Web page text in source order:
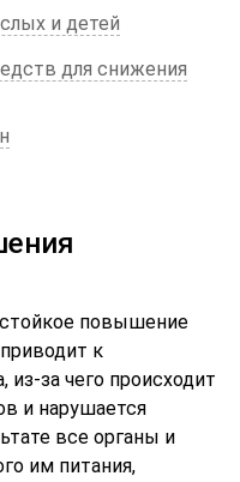
и детей
для снижения
повышение
к
из-за чего происходит
и нарушается
все органы и
им питания,